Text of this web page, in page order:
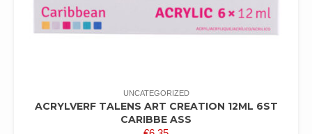
UNCATEGORIZED
ACRYLVERF TALENS ART CREATION 12ML 6ST
CARIBBE ASS